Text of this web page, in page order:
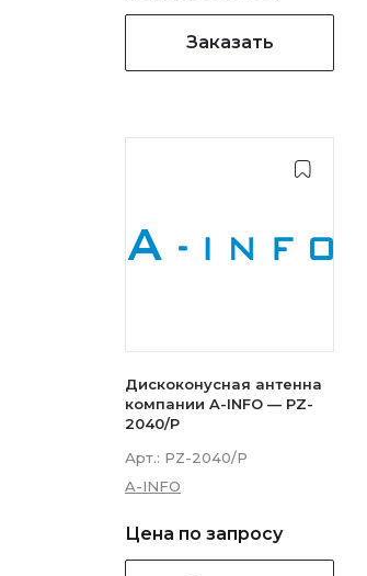
Заказать
Дискоконусная антенна
компании A-INFO — PZ-
2040/P
Арт.: PZ-2040/P
A-INFO
Цена по запросу